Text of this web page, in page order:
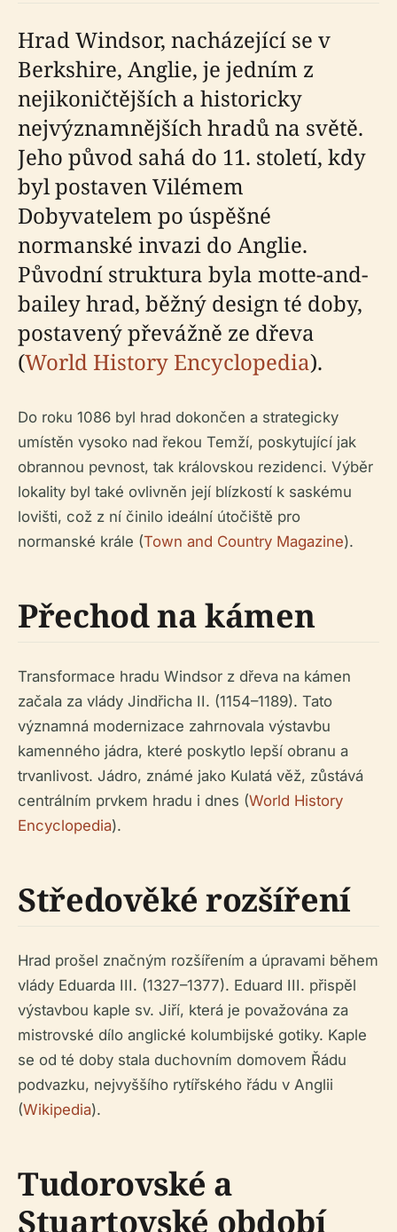
Hrad Windsor, nacházející se v
Berkshire, Anglie, je jedním z
nejikoničtějších a historicky
nejvýznamnějších hradů na světě.
Jeho původ sahá do 11. století, kdy
byl postaven Vilémem
Dobyvatelem po úspěšné
normanské invazi do Anglie.
Původní struktura byla motte-and-
bailey hrad, běžný design té doby,
postavený převážně ze dřeva
(World History Encyclopedia).
Do roku 1086 byl hrad dokončen a strategicky
umístěn vysoko nad řekou Temží, poskytující jak
obrannou pevnost, tak královskou rezidenci. Výběr
lokality byl také ovlivněn její blízkostí k saskému
lovišti, což z ní činilo ideální útočiště pro
normanské krále (Town and Country Magazine).
Přechod na kámen
Transformace hradu Windsor z dřeva na kámen
začala za vlády Jindřicha II. (1154–1189). Tato
významná modernizace zahrnovala výstavbu
kamenného jádra, které poskytlo lepší obranu a
trvanlivost. Jádro, známé jako Kulatá věž, zůstává
centrálním prvkem hradu i dnes (World History
Encyclopedia).
Středověké rozšíření
Hrad prošel značným rozšířením a úpravami během
vlády Eduarda III. (1327–1377). Eduard III. přispěl
výstavbou kaple sv. Jiří, která je považována za
mistrovské dílo anglické kolumbijské gotiky. Kaple
se od té doby stala duchovním domovem Řádu
podvazku, nejvyššího rytířského řádu v Anglii
(Wikipedia).
Tudorovské a
Stuartovské období